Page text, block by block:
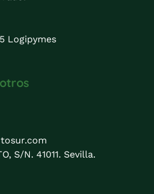
Logipymes
S/N. 41011. Sevilla.